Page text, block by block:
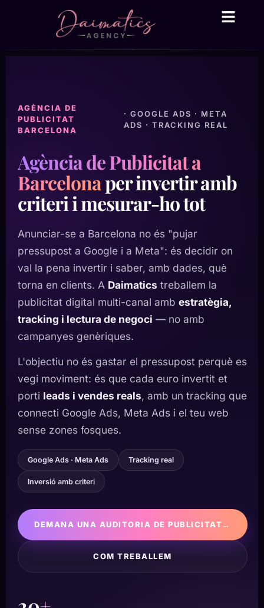
AGÈNCIA DE
PUBLICITAT
BARCELONA
· GOOGLE ADS · META
ADS · TRACKING REAL
Agència de Publicitat a
Barcelonaper invertir amb
criteri i mesurar-ho tot
Anunciar-se a Barcelona no és "pujar
pressupost a Google i a Meta": és decidir on
val la pena invertir i saber, amb dades, què
torna en clients. A Daimatics treballem la
publicitat digital multi-canal amb estratègia,
tracking i lectura de negoci — no amb
campanyes genèriques.
L'objectiu no és gastar el pressupost perquè es
vegi moviment: és que cada euro invertit et
porti leads i vendes reals, amb un tracking que
connecti Google Ads, Meta Ads i el teu web
sense zones fosques.
Google Ads · Meta Ads Tracking real
Inversió amb criteri
DEMANA UNA AUDITORIA DE PUBLICITAT→
COM TREBALLEM
Daima Business AI
● En línia